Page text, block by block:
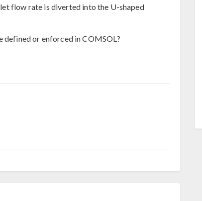
flow rate is diverted into the U-shaped
defined or enforced in COMSOL?